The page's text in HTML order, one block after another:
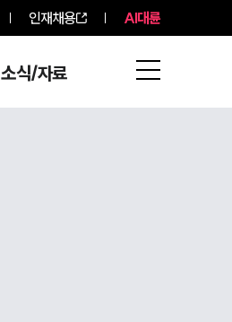
인재채용 AI대륜
소식/자료